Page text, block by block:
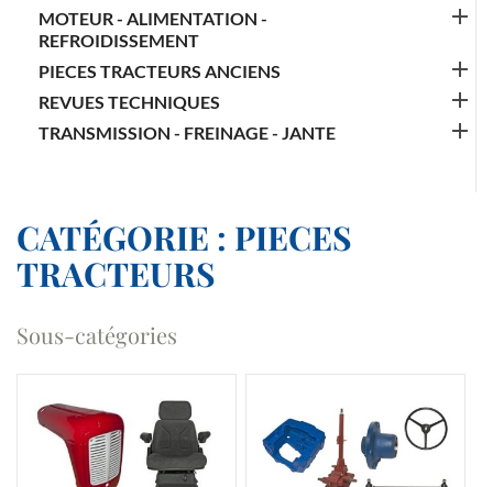
MOTEUR - ALIMENTATION -
REFROIDISSEMENT

PIECES TRACTEURS ANCIENS 
REVUES TECHNIQUES 
TRANSMISSION - FREINAGE - JANTE 
CATÉGORIE : PIECES
TRACTEURS
Sous-catégories